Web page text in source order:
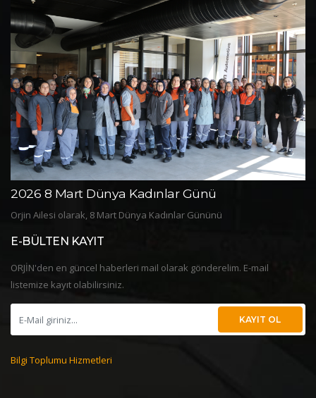
2026 8 Mart Dünya Kadınlar Günü
Orjin Ailesi olarak, 8 Mart Dünya Kadınlar Gününü
E-BÜLTEN KAYIT
ORJİN'den en güncel haberleri mail olarak gönderelim. E-mail
listemize kayıt olabilirsiniz.
KAYIT OL
Bilgi Toplumu Hizmetleri